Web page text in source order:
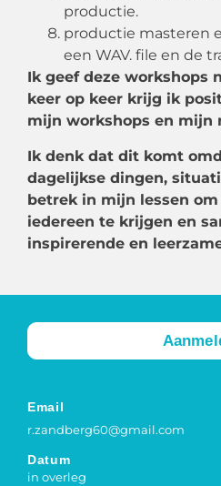
productie.
productie masteren
een WAV. file en de
Ik geef deze workshops
keer op keer krijg ik
mijn workshops en mijn
Ik denk dat dit komt
dagelijkse dingen,
betrek in mijn lessen
iedereen te krijgen en
inspirerende en
Email
r.zandberg60@gmail.com
Datum
in overleg